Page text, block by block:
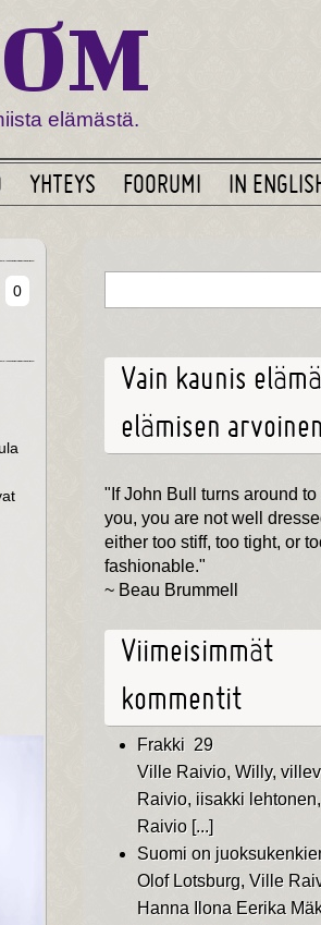
elämästä.
YHTEYS FOORUMI IN
0
Vain kaunis
elämisen
"If John Bull turns around to
you, you are not well
either too stiff, too tight, or
fashionable."
~ Beau Brummell
Viimeisimmät
kommentit
Frakki 29
Ville Raivio, Willy,
Raivio, iisakki lehtonen,
Raivio [...]
Suomi on
Olof Lotsburg, Ville
Hanna Ilona Eerika